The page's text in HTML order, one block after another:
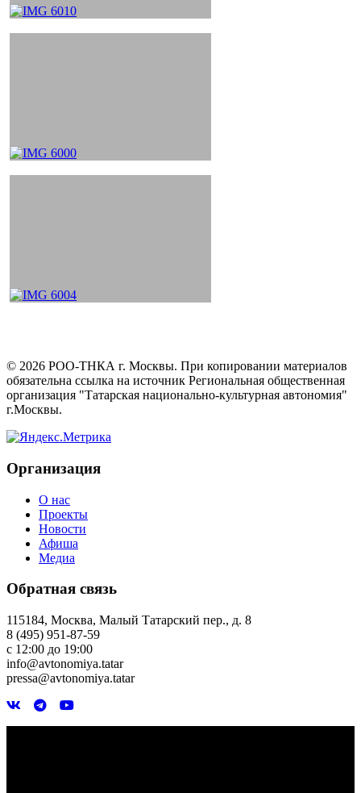
© 2026 РОО-ТНКА г. Москвы. При копировании материалов
обязательна ссылка на источник Региональная общественная
организация "Татарская национально-культурная автономия"
г.Москвы.
Организация
О нас
Проекты
Новости
Афиша
Медиа
Обратная связь
115184, Москва, Малый Татарский пер., д. 8
8 (495) 951-87-59
с 12:00 до 19:00
info@avtonomiya.tatar
pressa@avtonomiya.tatar